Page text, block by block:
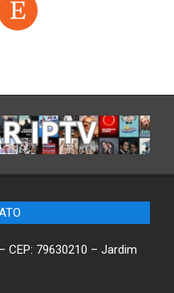
CEP: 79630210 – Jardim